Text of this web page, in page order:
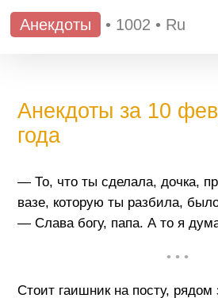
Анекдоты • 1002 • Ru
Анекдоты за 10
года
— То, что ты сделала, дочка,
вазе, которую ты разбила,
— Слава богу, папа. А то я
• • •
Стоит гаишник на посту,